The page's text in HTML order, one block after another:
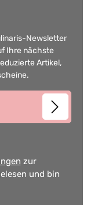
Newsletter
Ihre nächste
Artikel,
zur
und bin